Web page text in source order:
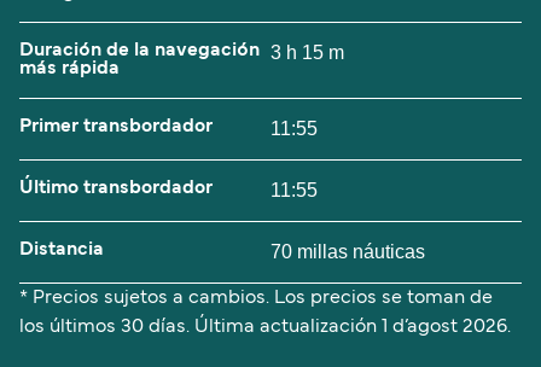
Duración de la navegación
más rápida
3 h 15 m
Primer transbordador 11:55
Último transbordador 11:55
Distancia 70 millas náuticas
* Precios sujetos a cambios. Los precios se toman de
los últimos 30 días. Última actualización 1 d’agost 2026.